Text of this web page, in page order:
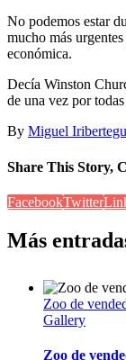
No podemos estar
mucho más
económica.
Decía Winston
de una vez por
By Miguel
Share This Story,
FacebookTwitter
Más
Zoo de
Gallery
Zoo de